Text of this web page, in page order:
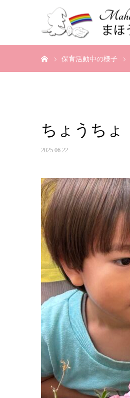
保育活動中の様子
ちょうちょ
2025.06.22